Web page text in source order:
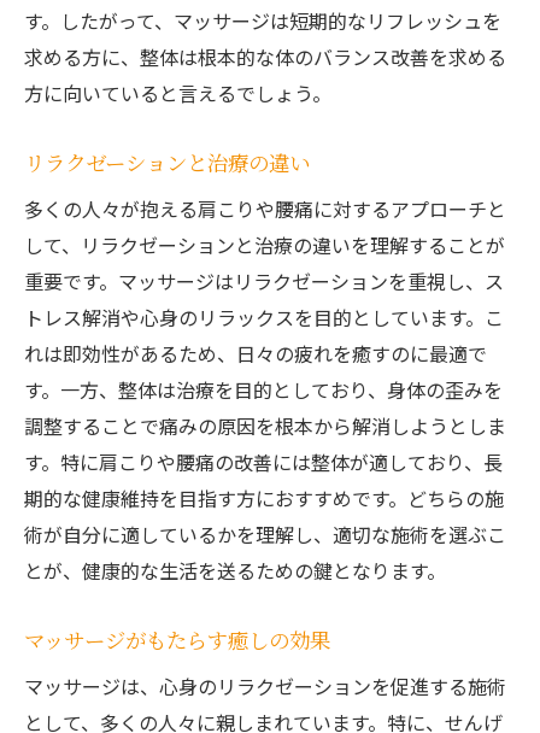
す。したがって、マッサージは短期的なリフレッシュを
求める方に、整体は根本的な体のバランス改善を求める
方に向いていると言えるでしょう。
リラクゼーションと治療の違い
多くの人々が抱える肩こりや腰痛に対するアプローチと
して、リラクゼーションと治療の違いを理解することが
重要です。マッサージはリラクゼーションを重視し、ス
トレス解消や心身のリラックスを目的としています。こ
れは即効性があるため、日々の疲れを癒すのに最適で
す。一方、整体は治療を目的としており、身体の歪みを
調整することで痛みの原因を根本から解消しようとしま
す。特に肩こりや腰痛の改善には整体が適しており、長
期的な健康維持を目指す方におすすめです。どちらの施
術が自分に適しているかを理解し、適切な施術を選ぶこ
とが、健康的な生活を送るための鍵となります。
マッサージがもたらす癒しの効果
マッサージは、心身のリラクゼーションを促進する施術
として、多くの人々に親しまれています。特に、せんげ